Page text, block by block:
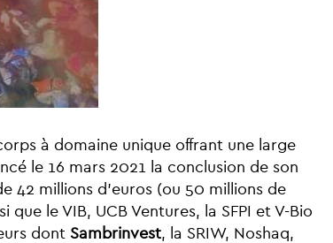
à domaine unique offrant une large
le 16 mars 2021 la conclusion de son
42 millions d’euros (ou 50 millions de
le VIB, UCB Ventures, la SFPI et V-Bio
dont Sambrinvest, la SRIW, Noshaq,